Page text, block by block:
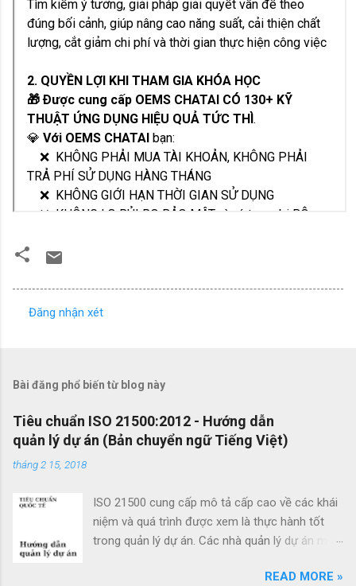
x
é
t
Đăng nhận xét
Bài đăng phổ biến từ blog này
Tiêu chuẩn ISO 21500:2012 - Hướng dẫn
quản lý dự án (Bản chuyển ngữ Tiếng Việt)
tháng 2 15, 2018
ISO 21500 cung cấp mô tả cấp cao về các khái
niệm và quá trình được xem là thực hành tốt
trong quản lý dự án. Các nhà quản lý dự án mới
nghiệm có thể sử dụng hướng dẫn quản lý dự
READ MORE »